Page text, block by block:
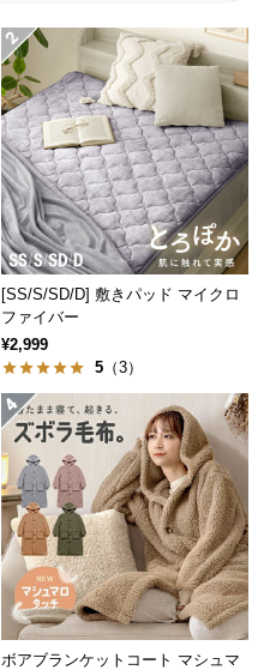
[SS/S/SD/D] 敷きパッド マイクロ
ファイバー
¥2,999
5 （3）
ボアブランケットコート マシュマ